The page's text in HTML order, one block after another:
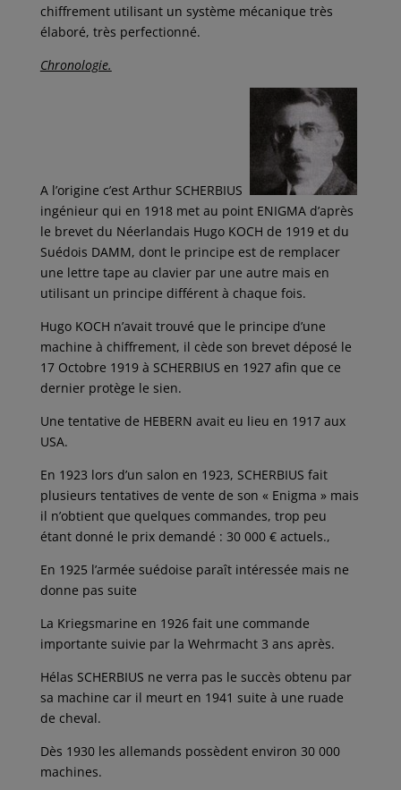
chiffrement utilisant un système mécanique très
élaboré, très perfectionné.
Chronologie.
A l’origine c’est Arthur SCHERBIUS
ingénieur qui en 1918 met au point ENIGMA d’après
le brevet du Néerlandais Hugo KOCH de 1919 et du
Suédois DAMM, dont le principe est de remplacer
une lettre tape au clavier par une autre mais en
utilisant un principe différent à chaque fois.
Hugo KOCH n’avait trouvé que le principe d’une
machine à chiffrement, il cède son brevet déposé le
17 Octobre 1919 à SCHERBIUS en 1927 afin que ce
dernier protège le sien.
Une tentative de HEBERN avait eu lieu en 1917 aux
USA.
En 1923 lors d’un salon en 1923, SCHERBIUS fait
plusieurs tentatives de vente de son « Enigma » mais
il n’obtient que quelques commandes, trop peu
étant donné le prix demandé : 30 000 € actuels.,
En 1925 l’armée suédoise paraît intéressée mais ne
donne pas suite
La Kriegsmarine en 1926 fait une commande
importante suivie par la Wehrmacht 3 ans après.
Hélas SCHERBIUS ne verra pas le succès obtenu par
sa machine car il meurt en 1941 suite à une ruade
de cheval.
Dès 1930 les allemands possèdent environ 30 000
machines.